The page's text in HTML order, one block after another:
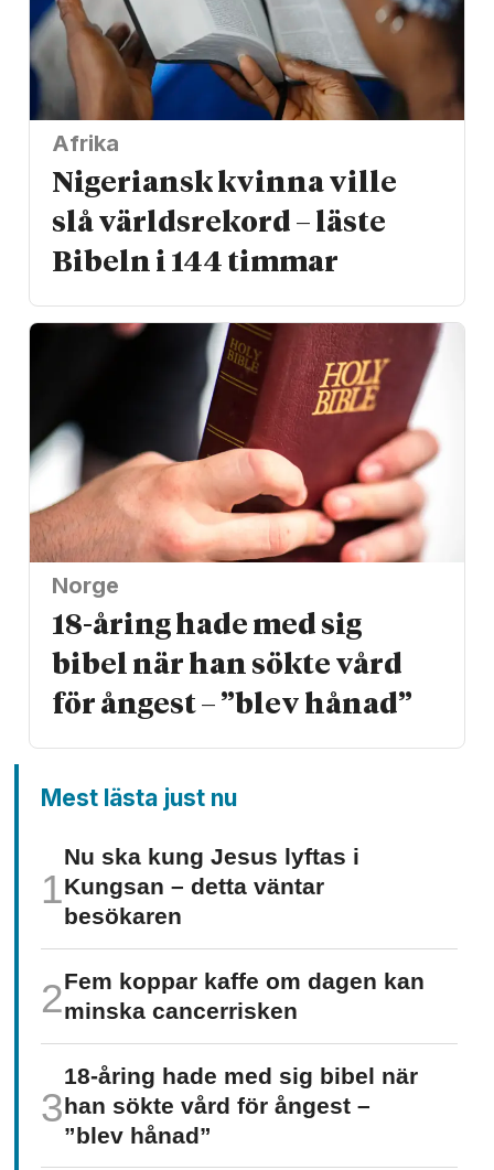
Afrika
Nigeriansk kvinna ville
slå världs­rekord – läste
Bibeln i 144 timmar
Norge
18-åring hade med sig
bibel när han sökte vård
för ångest – ”blev hånad”
Mest lästa just nu
Nu ska kung Jesus lyftas i
Kungsan – detta väntar
besökaren
Fem koppar kaffe om dagen kan
minska cancer­risken
18-åring hade med sig bibel när
han sökte vård för ångest –
”blev hånad”